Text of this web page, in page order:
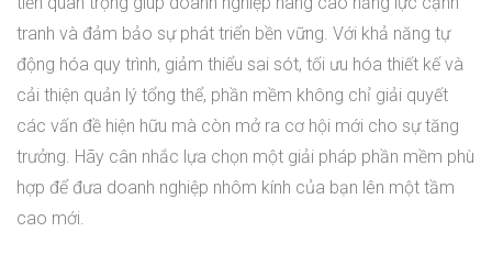
tranh và đảm bảo sự phát triển bền vững. Với khả năng tự
động hóa quy trình, giảm thiểu sai sót, tối ưu hóa thiết kế và
cải thiện quản lý tổng thể, phần mềm không chỉ giải quyết
các vấn đề hiện hữu mà còn mở ra cơ hội mới cho sự tăng
trưởng. Hãy cân nhắc lựa chọn một giải pháp phần mềm phù
hợp để đưa doanh nghiệp nhôm kính của bạn lên một tầm
cao mới.